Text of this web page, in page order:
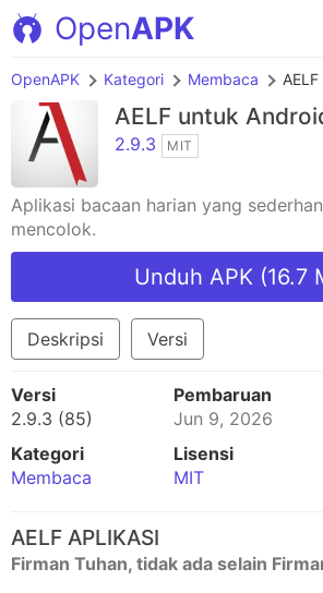
OpenAPK
OpenAPK Kategori Membaca AELF
AELF untuk
2.9.3 MIT
Aplikasi bacaan harian yang
mencolok.
Unduh APK (16.7
Deskripsi Versi
Versi
2.9.3 (85)
Pembaruan
Jun 9, 2026
Kategori
Membaca
Lisensi
MIT
AELF APLIKASI
Firman Tuhan, tidak ada selain